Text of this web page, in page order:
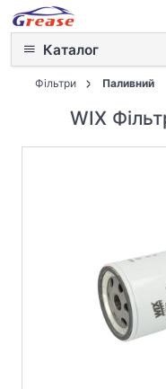
Каталог
Фільтри Паливний
WIX